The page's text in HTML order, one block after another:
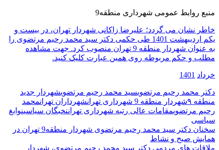
منبع روابط عمومی شهرداری منطقه9
خاطر نشان می گردد؛ علیرضا زاکانی شهردار تهران، در بیست و
یکم اردیبهشت 1401 طی حکمی دکتر سید محمد رحیم مرتضوی را
به عنوان شهردار منطقه 9 تهران منصوب کرد. جهت مشاهده
مطلب و حکم مربوطه روی همین عبارت کلیک کنید.
خرداد 1401
دکتر محمد رحیم مرتضویسید محمد رحیم مرتضویشهردار جدید
منطقه ۹
شهردار منطقه 9 شهرداری تهران شهرداران تهرانمحمد
رحیم مرتضویمقامات عالی رتبه شهرداری تهراننخبگان سیاسینوابغ
سیاسی
راهبری
نوشته
سخنان دکتر سید محمد رحیم مرتضوی شهردار منطقه9 تهران در
همایش صبح و نشاط
ملاقات های مردمی دکتر سید محمد رحیم مرتضوی، شهردار